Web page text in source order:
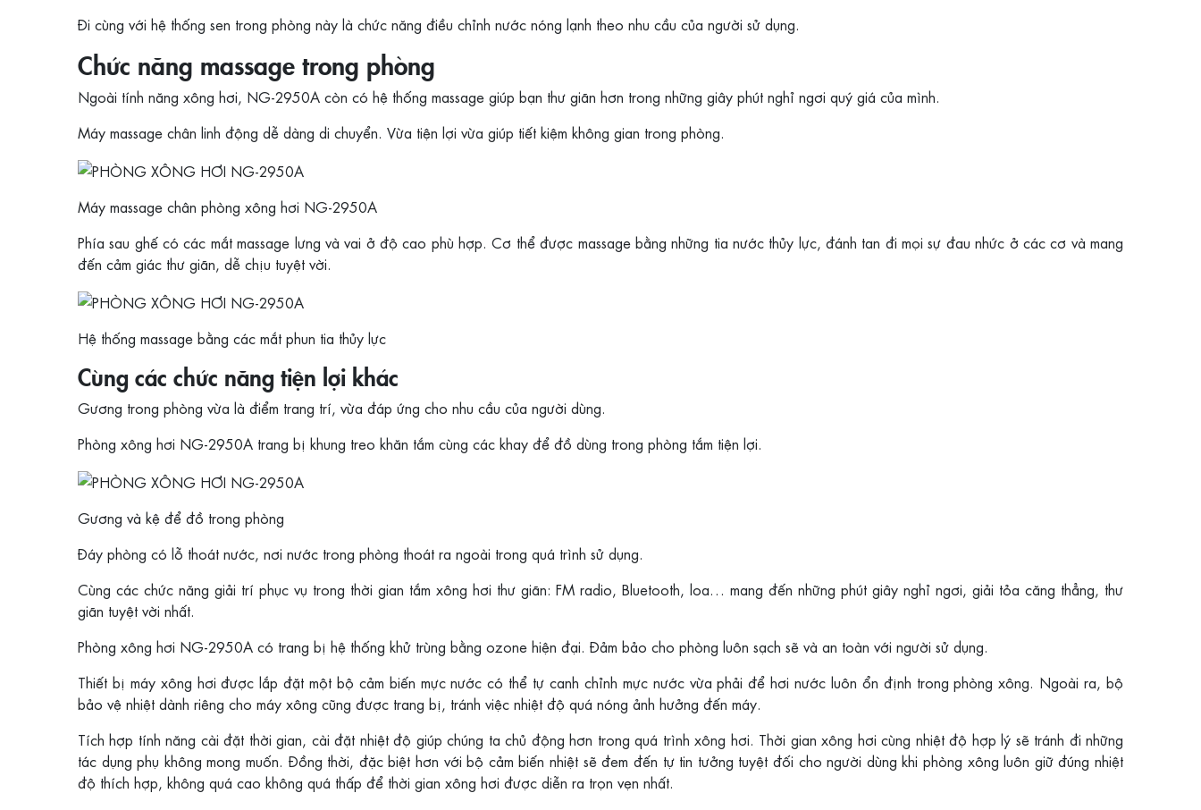
Đi cùng với hệ thống sen trong phòng này là chức năng điều chỉnh nước nóng lạnh theo nhu cầu của người sử dụng.
Chức năng massage trong phòng
Ngoài tính năng xông hơi, NG-2950A còn có hệ thống massage giúp bạn thư giãn hơn trong những giây phút nghỉ ngơi quý giá của mình.
Máy massage chân linh động dễ dàng di chuyển. Vừa tiện lợi vừa giúp tiết kiệm không gian trong phòng.
Máy massage chân phòng xông hơi NG-2950A
Phía sau ghế có các mắt massage lưng và vai ở độ cao phù hợp. Cơ thể được massage bằng những tia nước thủy lực, đánh tan đi mọi sự đau nhức ở các cơ và mang
đến cảm giác thư giãn, dễ chịu tuyệt vời.
Hệ thống massage bằng các mắt phun tia thủy lực
Cùng các chức năng tiện lợi khác
Gương trong phòng vừa là điểm trang trí, vừa đáp ứng cho nhu cầu của người dùng.
Phòng xông hơi NG-2950A trang bị khung treo khăn tắm cùng các khay để đồ dùng trong phòng tắm tiện lợi.
Gương và kệ để đồ trong phòng
Đáy phòng có lỗ thoát nước, nơi nước trong phòng thoát ra ngoài trong quá trình sử dụng.
Cùng các chức năng giải trí phục vụ trong thời gian tắm xông hơi thư giãn: FM radio, Bluetooth, loa… mang đến những phút giây nghỉ ngơi, giải tỏa căng thẳng, thư
giãn tuyệt vời nhất.
Phòng xông hơi NG-2950A có trang bị hệ thống khử trùng bằng ozone hiện đại. Đảm bảo cho phòng luôn sạch sẽ và an toàn với người sử dụng.
Thiết bị máy xông hơi được lắp đặt một bộ cảm biến mực nước có thể tự canh chỉnh mực nước vừa phải để hơi nước luôn ổn định trong phòng xông. Ngoài ra, bộ
bảo vệ nhiệt dành riêng cho máy xông cũng được trang bị, tránh việc nhiệt độ quá nóng ảnh hưởng đến máy.
Tích hợp tính năng cài đặt thời gian, cài đặt nhiệt độ giúp chúng ta chủ động hơn trong quá trình xông hơi. Thời gian xông hơi cùng nhiệt độ hợp lý sẽ tránh đi những
tác dụng phụ không mong muốn. Đồng thời, đặc biệt hơn với bộ cảm biến nhiệt sẽ đem đến tự tin tưởng tuyệt đối cho người dùng khi phòng xông luôn giữ đúng nhiệt
độ thích hợp, không quá cao không quá thấp để thời gian xông hơi được diễn ra trọn vẹn nhất.